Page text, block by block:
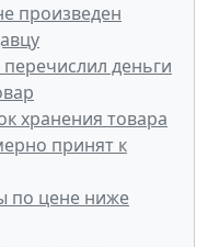
произведен
деньги
хранения товара
принят к
по цене ниже